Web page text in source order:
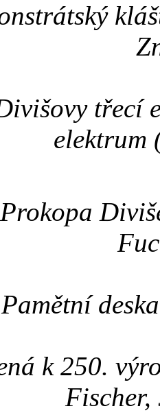
třecí
elektrum
Pamětní
k 250.